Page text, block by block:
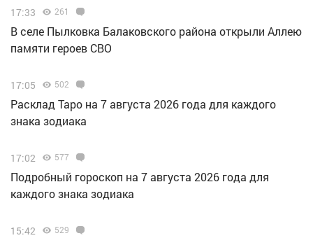
17:33 261
В селе Пылковка Балаковского района открыли Аллею
памяти героев СВО
17:05 502
Расклад Таро на 7 августа 2026 года для каждого
знака зодиака
17:02 577
Подробный гороскоп на 7 августа 2026 года для
каждого знака зодиака
15:42 529